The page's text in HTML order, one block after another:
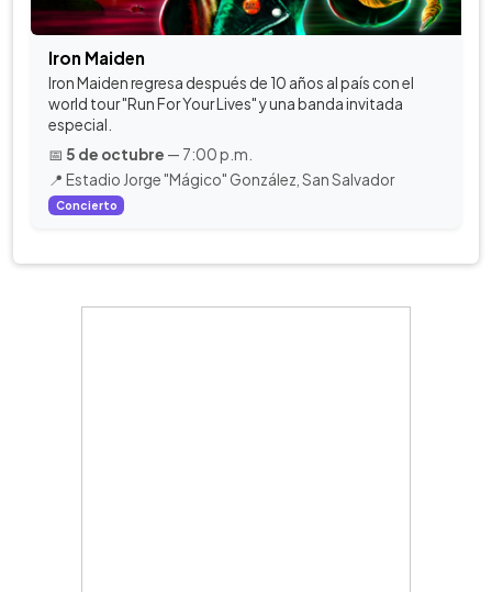
Iron Maiden
Iron Maiden regresa después de 10 años al país con el
world tour "Run For Your Lives" y una banda invitada
especial.
📅 5 de octubre — 7:00 p.m.
📍 Estadio Jorge "Mágico" González, San Salvador
Concierto